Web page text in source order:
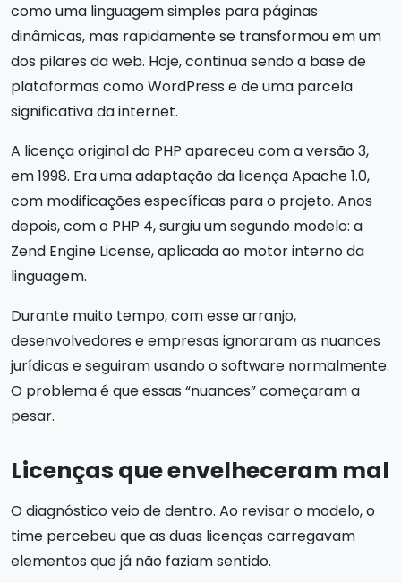
como uma linguagem simples para páginas
dinâmicas, mas rapidamente se transformou em um
dos pilares da web. Hoje, continua sendo a base de
plataformas como WordPress e de uma parcela
significativa da internet.
A licença original do PHP apareceu com a versão 3,
em 1998. Era uma adaptação da licença Apache 1.0,
com modificações específicas para o projeto. Anos
depois, com o PHP 4, surgiu um segundo modelo: a
Zend Engine License, aplicada ao motor interno da
linguagem.
Durante muito tempo, com esse arranjo,
desenvolvedores e empresas ignoraram as nuances
jurídicas e seguiram usando o software normalmente.
O problema é que essas “nuances” começaram a
pesar.
Licenças que envelheceram mal
O diagnóstico veio de dentro. Ao revisar o modelo, o
time percebeu que as duas licenças carregavam
elementos que já não faziam sentido.